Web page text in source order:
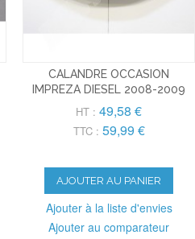
CALANDRE OCCASION
IMPREZA DIESEL 2008-2009
HT : 49,58 €
TTC : 59,99 €
AJOUTER AU PANIER
Ajouter à la liste d'envies
Ajouter au comparateur